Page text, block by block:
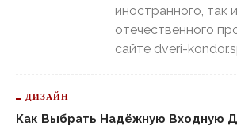
иностранного, так и
отечественного
сайте dveri-
ДИЗАЙН
Как Выбрать Надёжную Входную